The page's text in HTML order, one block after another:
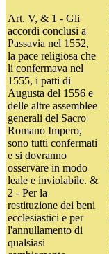
Art. V, & 1 - Gli
accordi conclusi a
Passavia nel 1552,
la pace religiosa che
li confermava nel
1555, i patti di
Augusta del 1556 e
delle altre assemblee
generali del Sacro
Romano Impero,
sono tutti confermati
e si dovranno
osservare in modo
leale e inviolabile. &
2 - Per la
restituzione dei beni
ecclesiastici e per
l'annullamento di
qualsiasi
tutti coloro che
seguono la
confessione
d'Augusta e sono
sudditi di cattolici,
come pure ai
cattolici che sono
sudditi di Stati della
confessione
d'Augusta, e che
prima del 1624 non
avevano mai goduto
della libertà di culto
pubblico o privato
della propria
religione, o che
dopo la
pubblicazione della
pace aderiranno a
dicono riformati (=
calvinisti) si accorda
lo stesso diritto o
privilegio che le
costituzioni
imperiali, la pace
religiosa e il
presente pubblico
trattato accordano
agli Stati cattolici, ai
sudditi e a quelli
della confessione
d'Augusta. Art.
XVII, & 3- Contro
questo trattato o
contro qualcuno dei
suoi articoli o
clausole, non può
essere ammessa